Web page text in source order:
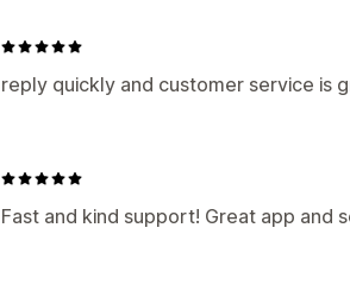
reply quickly and customer service is
Fast and kind support! Great app and